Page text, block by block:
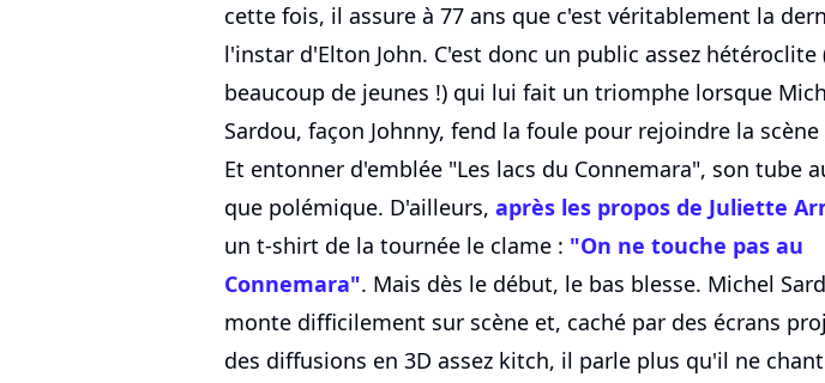
cette fois, il assure à 77 ans que c'est véritablement la
l'instar d'Elton John. C'est donc un public assez hétéroclite
beaucoup de jeunes !) qui lui fait un triomphe lorsque
Sardou, façon Johnny, fend la foule pour rejoindre la
Et entonner d'emblée "Les lacs du Connemara", son tube
que polémique. D'ailleurs, après les propos de Juliette
un t-shirt de la tournée le clame : "On ne touche pas au
Connemara". Mais dès le début, le bas blesse. Michel
monte difficilement sur scène et, caché par des écrans
des diffusions en 3D assez kitch, il parle plus qu'il ne